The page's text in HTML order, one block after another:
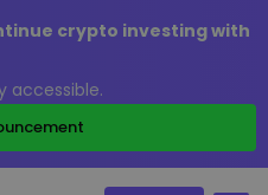
crypto investing with
accessible.